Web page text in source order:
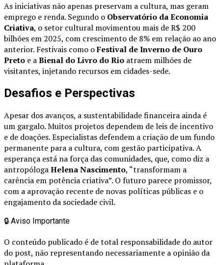
As iniciativas não apenas preservam a cultura, mas geram
emprego e renda. Segundo o Observatório da Economia
Criativa, o setor cultural movimentou mais de R$ 200
bilhões em 2025, com crescimento de 8% em relação ao ano
anterior. Festivais como oFestival de Inverno de Ouro
Preto e aBienal do Livro do Rio atraem milhões de
visitantes, injetando recursos em cidades-sede.
Desafios e Perspectivas
Apesar dos avanços, a sustentabilidade financeira ainda é
um gargalo. Muitos projetos dependem de leis de incentivo
e de doações. Especialistas defendem a criação de um fundo
permanente para a cultura, com gestão participativa. A
esperança está na força das comunidades, que, como diz a
antropólogaHelena Nascimento, “transformam a
carência em potência criativa”. O futuro parece promissor,
com a aprovação recente de novas políticas públicas e o
engajamento da sociedade civil.
🔒 Aviso Importante
O conteúdo publicado é de total responsabilidade do autor
do post, não representando necessariamente a opinião da